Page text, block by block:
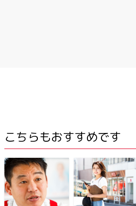
こちらもおすすめです